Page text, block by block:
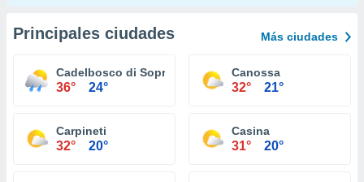
Principales ciudades Más ciudades
Cadelbosco di Sopra
36° 24°
Canossa
32° 21°
Carpineti
32° 20°
Casina
31° 20°